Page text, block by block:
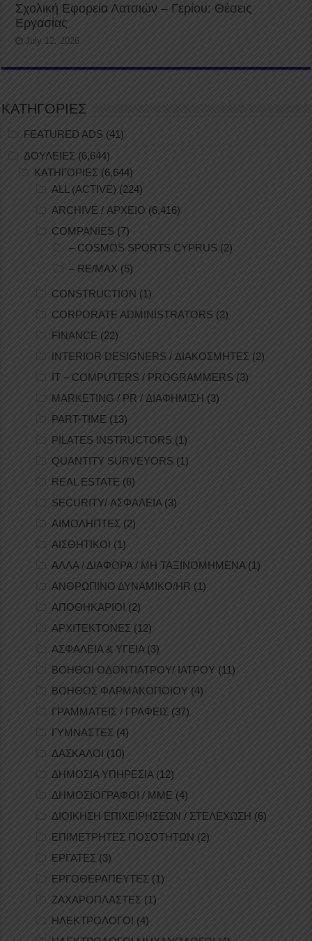
Σχολική Εφορεία Λατσιών – Γερίου: Θέσεις
Εργασίας
July 12, 2026
ΚΑΤΗΓΟΡΙΕΣ
FEATURED ADS (41)
ΔΟΥΛΕΙΕΣ (6,644)
ΚΑΤΗΓΟΡΙΕΣ (6,644)
ALL (ACTIVE) (224)
ARCHIVE / ΑΡΧΕΙΟ (6,416)
COMPANIES (7)
– COSMOS SPORTS CYPRUS (2)
– RE/MAX (5)
CONSTRUCTION (1)
CORPORATE ADMINISTRATORS (2)
FINANCE (22)
INTERIOR DESIGNERS / ΔΙΑΚΟΣΜΗΤΕΣ (2)
IT – COMPUTERS / PROGRAMMERS (3)
MARKETING / PR / ΔΙΑΦΗΜΙΣΗ (3)
PART-TIME (13)
PILATES INSTRUCTORS (1)
QUANTITY SURVEYORS (1)
REAL ESTATE (6)
SECURITY/ ΑΣΦΑΛΕΙΑ(3)
ΑΙΜΟΛΗΠΤΕΣ (2)
ΑΙΣΘΗΤΙΚΟΙ (1)
ΑΛΛΑ / ΔΙΑΦΟΡΑ / ΜΗ ΤΑΞΙΝΟΜΗΜΕΝΑ(1)
ΑΝΘΡΩΠΙΝΟ ΔΥΝΑΜΙΚΟ/HR (1)
ΑΠΟΘΗΚΑΡΙΟΙ (2)
ΑΡΧΙΤΕΚΤΟΝΕΣ (12)
ΑΣΦΑΛΕΙΑ & ΥΓΕΙΑ (3)
ΒΟΗΘΟΙ ΟΔΟΝΤΙΑΤΡΟΥ/ ΙΑΤΡΟΥ (11)
ΒΟΗΘΟΣ ΦΑΡΜΑΚΟΠΟΙΟΥ (4)
ΓΡΑΜΜΑΤΕΙΣ / ΓΡΑΦΕΙΣ (37)
ΓΥΜΝΑΣΤΕΣ (4)
ΔΑΣΚΑΛΟΙ (10)
ΔΗΜΟΣΙΑ ΥΠΗΡΕΣΙΑ(12)
ΔΗΜΟΣΙΟΓΡΑΦΟΙ / ΜΜΕ (4)
ΔΙΟΙΚΗΣΗ ΕΠΙΧΕΙΡΗΣΕΩΝ / ΣΤΕΛΕΧΩΣΗ (6)
ΕΠΙΜΕΤΡΗΤΕΣ ΠΟΣΟΤΗΤΩΝ (2)
ΕΡΓΑΤΕΣ (3)
ΕΡΓΟΘΕΡΑΠΕΥΤΕΣ (1)
ΖΑΧΑΡΟΠΛΑΣΤΕΣ (1)
ΗΛΕΚΤΡΟΛΟΓΟΙ (4)